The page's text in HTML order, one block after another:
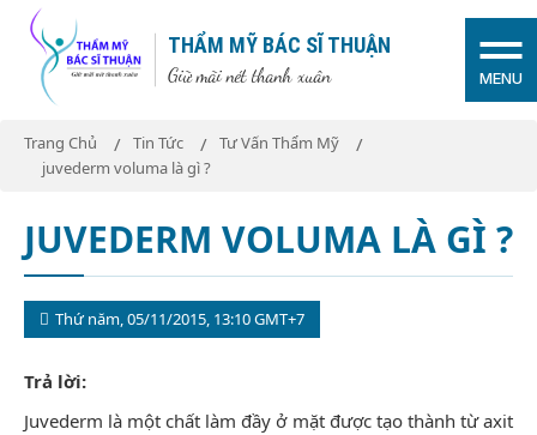
THẨM MỸ BÁC SĨ THUẬN
Giữ mãi nét thanh xuân MENU
Trang Chủ Tin Tức
Tư Vấn Thẩm Mỹ
juvederm voluma là gì ?
JUVEDERM VOLUMA LÀ GÌ ?
Thứ năm, 05/11/2015, 13:10 GMT+7
Trả lời:
Juvederm là một chất làm đầy ở mặt được tạo thành từ axit